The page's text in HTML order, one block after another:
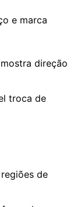
e marca
direção
troca de
de